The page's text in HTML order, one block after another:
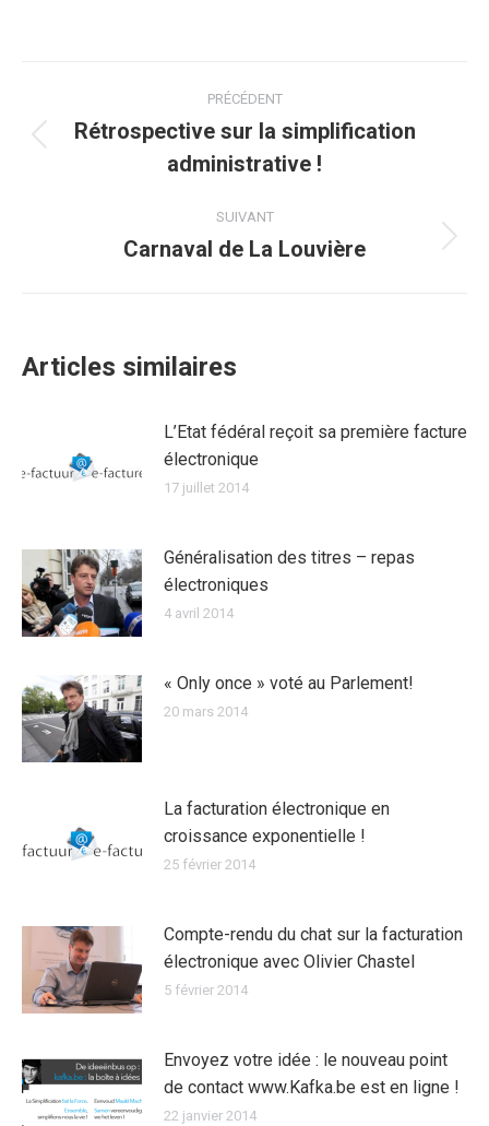
article
PRÉCÉDENT
précédent
Rétrospective sur la simplification
administrative !
SUIVANT
Article
Carnaval de La Louvière
Articles similaires
L’Etat fédéral reçoit sa première facture
électronique
17 juillet 2014
Généralisation des titres – repas
électroniques
4 avril 2014
« Only once » voté au Parlement!
20 mars 2014
La facturation électronique en
croissance exponentielle !
25 février 2014
Compte-rendu du chat sur la facturation
électronique avec Olivier Chastel
5 février 2014
Envoyez votre idée : le nouveau point
de contact www.Kafka.be est en ligne !
22 janvier 2014